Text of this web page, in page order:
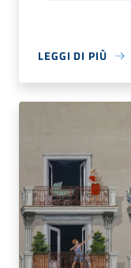
LEGGI DI PIÙ